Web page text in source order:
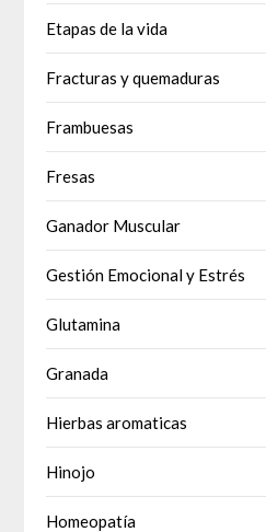
Etapas de la vida
Fracturas y quemaduras
Frambuesas
Fresas
Ganador Muscular
Gestión Emocional y Estrés
Glutamina
Granada
Hierbas aromaticas
Hinojo
Homeopatía